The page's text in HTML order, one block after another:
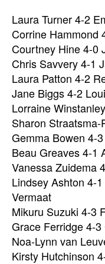
Laura Turner 4-2
Corrine Hammond
Courtney Hine 4-0
Chris Savvery 4-1
Laura Patton 4-2
Jane Biggs 4-2
Lorraine
Sharon
Gemma Bowen 4-
Beau Greaves 4-1
Vanessa Zuidema
Lindsey Ashton 4-
Vermaat
Mikuru Suzuki 4-3
Grace Ferridge 4-
Noa-Lynn van
Kirsty Hutchinson